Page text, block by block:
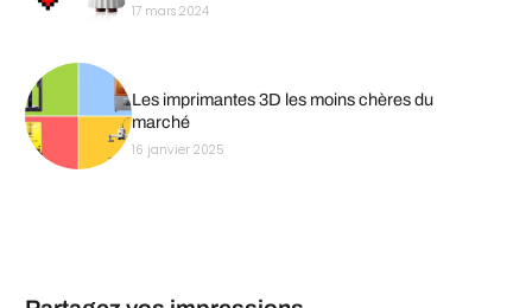
17 mars 2024
Les imprimantes 3D les moins chères du
marché
16 janvier 2025